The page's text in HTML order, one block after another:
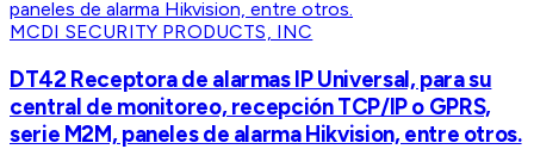
MCDI SECURITY PRODUCTS, INC
DT42 Receptora de alarmas IP Universal, para su
central de monitoreo, recepción TCP/IP o GPRS,
serie M2M, paneles de alarma Hikvision, entre otros.